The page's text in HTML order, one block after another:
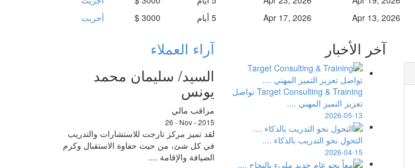
Apr 13, 2026
Apr 17, 2026 5 أيام 3000 $ أجريت
آخر الأخبار
Target Consulting & Training تواصل
تعزيز التميز المهني ....
2026-05-13
التحول نحو التدريب بالذكاء ....
2026-04-15
آراء العملاء
السيد/ سليمان محمد
يونس
مراقب مالي
26 - Nov - 2015
لقد تميز مركز تارجت للاستشارات والتدريب
في كل شئ، من حيث حفاوة الاستقبال وكرم
الضيافة والإقامة ....